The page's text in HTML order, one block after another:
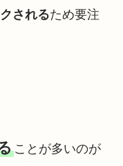
されるため要注
ことが多いのが